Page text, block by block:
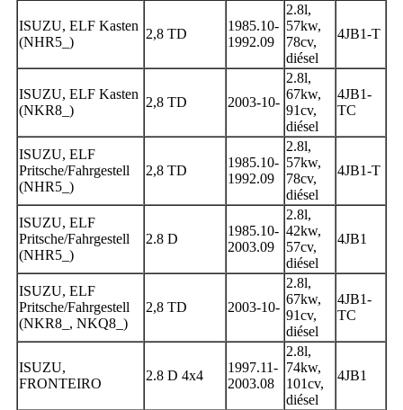
ISUZU, ELF Kasten
(NHR5_)
2,8 TD
1985.10-
1992.09
2.8l,
57kw,
78cv,
diésel
4JB1-T
ISUZU, ELF Kasten
(NKR8_)
2,8 TD 2003-10-
2.8l,
67kw,
91cv,
diésel
4JB1-
TC
ISUZU, ELF
Pritsche/Fahrgestell
(NHR5_)
2,8 TD
1985.10-
1992.09
2.8l,
57kw,
78cv,
diésel
4JB1-T
ISUZU, ELF
Pritsche/Fahrgestell
(NHR5_)
2.8 D
1985.10-
2003.09
2.8l,
42kw,
57cv,
diésel
4JB1
ISUZU, ELF
Pritsche/Fahrgestell
(NKR8_, NKQ8_)
2,8 TD 2003-10-
2.8l,
67kw,
91cv,
diésel
4JB1-
TC
ISUZU,
FRONTEIRO
2.8 D 4x4
1997.11-
2003.08
2.8l,
74kw,
101cv,
diésel
4JB1